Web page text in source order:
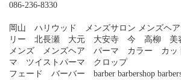
086-236-8330
岡山 ハリウッド メンズサロン メンズヘ
リー 北長瀬 大元 大安寺 今 高柳 美
メンズ メンズヘア パーマ カラー カッ
マ ツイストパーマ クロップ
フェード バーバー barber barbershop